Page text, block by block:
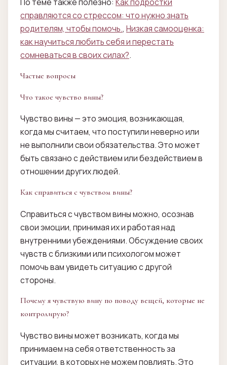
справляются со стрессом: что нужно знать
родителям, чтобы помочь., Низкая самооценка:
как научиться любить себя и перестать
сомневаться в своих силах?.
Частые вопросы
Что такое чувство вины?
Чувство вины — это эмоция, возникающая,
когда мы считаем, что поступили неверно или
не выполнили свои обязательства. Это может
быть связано с действием или бездействием в
отношении других людей.
Как справиться с чувством вины?
Справиться с чувством вины можно, осознав
свои эмоции, принимая их и работая над
внутренними убеждениями. Обсуждение своих
чувств с близкими или психологом может
помочь вам увидеть ситуацию с другой
стороны.
Почему я чувствую вину по поводу вещей, которые не
контролирую?
Чувство вины может возникать, когда мы
принимаем на себя ответственность за
ситуации, в которых не можем повлиять. Это